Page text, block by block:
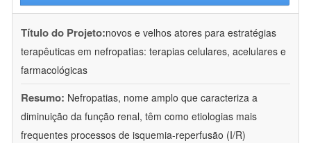
Título do Projeto:novos e velhos atores para estratégias
terapêuticas em nefropatias: terapias celulares, acelulares e
farmacológicas
Resumo: Nefropatias, nome amplo que caracteriza a
diminuição da função renal, têm como etiologias mais
frequentes processos de isquemia-reperfusão (I/R)